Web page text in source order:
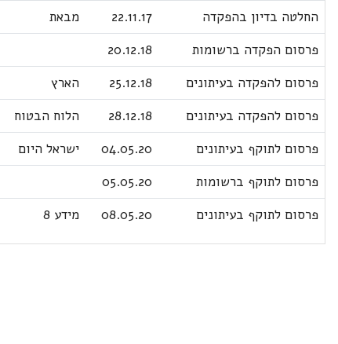
החלטה בדיון בהפקדה
22.11.17
מבאת
פרסום הפקדה ברשומות
20.12.18
פרסום להפקדה בעיתונים
25.12.18
הארץ
פרסום להפקדה בעיתונים
28.12.18
הלוח הבטוח
פרסום לתוקף בעיתונים
04.05.20
ישראל היום
פרסום לתוקף ברשומות
05.05.20
פרסום לתוקף בעיתונים
08.05.20 מידע 8